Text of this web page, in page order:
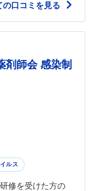
の口コミを見る
剤師会 感染制
ルス
修を受けた方の